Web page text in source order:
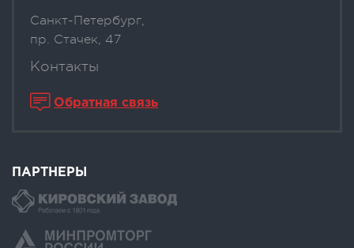
Санкт-Петербург,
пр. Стачек, 47
Контакты
Обратная связь
ПАРТНЕРЫ